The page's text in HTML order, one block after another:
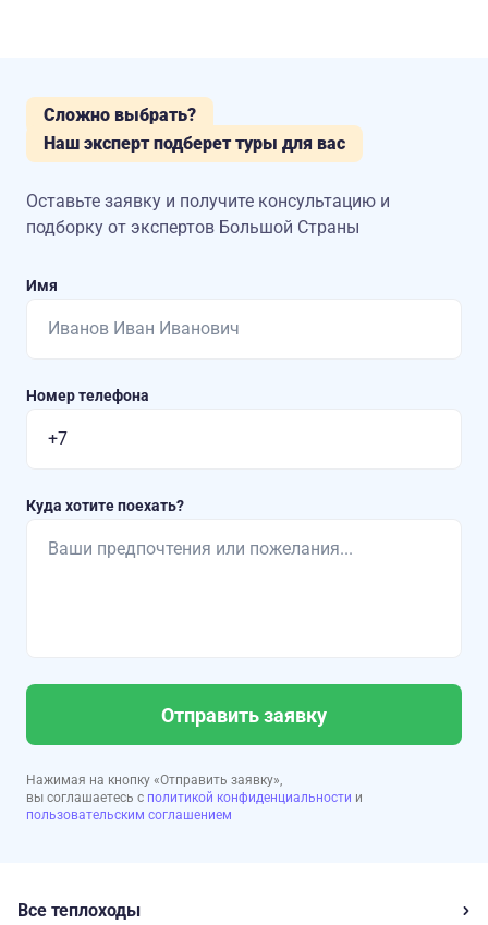
Сложно выбрать?
Наш эксперт подберет туры для вас
Оставьте заявку и получите консультацию и
подборку от экспертов Большой Страны
Имя
Номер телефона
Куда хотите поехать?
Отправить заявку
Нажимая на кнопку «Отправить заявку»,
вы соглашаетесь с политикой конфиденциальности и
пользовательским соглашением
Все теплоходы